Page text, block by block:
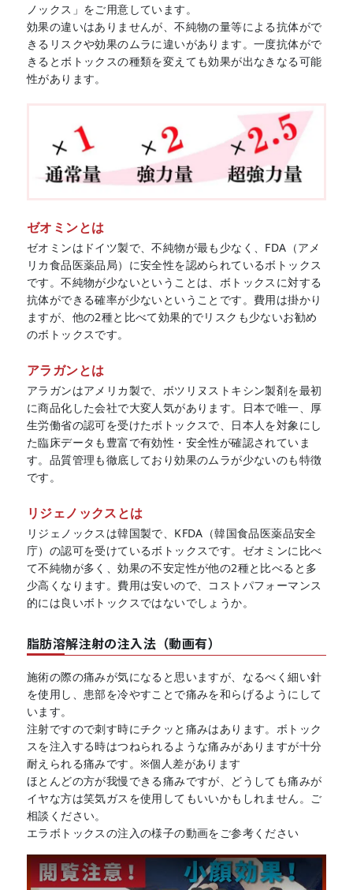
ノックス」をご用意しています。
効果の違いはありませんが、不純物の量等による抗体がで
きるリスクや効果のムラに違いがあります。一度抗体がで
きるとボトックスの種類を変えても効果が出なきなる可能
性があります。
ゼオミンとは
ゼオミンはドイツ製で、不純物が最も少なく、FDA（アメ
リカ食品医薬品局）に安全性を認められているボトックス
です。不純物が少ないということは、ボトックスに対する
抗体ができる確率が少ないということです。費用は掛かり
ますが、他の2種と比べて効果的でリスクも少ないお勧め
のボトックスです。
アラガンとは
アラガンはアメリカ製で、ボツリヌストキシン製剤を最初
に商品化した会社で大変人気があります。日本で唯一、厚
生労働省の認可を受けたボトックスで、日本人を対象にし
た臨床データも豊富で有効性・安全性が確認されていま
す。品質管理も徹底しており効果のムラが少ないのも特徴
です。
リジェノックスとは
リジェノックスは韓国製で、KFDA（韓国食品医薬品安全
庁）の認可を受けているボトックスです。ゼオミンに比べ
て不純物が多く、効果の不安定性が他の2種と比べると多
少高くなります。費用は安いので、コストパフォーマンス
的には良いボトックスではないでしょうか。
脂肪溶解注射の注入法（動画有）
施術の際の痛みが気になると思いますが、なるべく細い針
を使用し、患部を冷やすことで痛みを和らげるようにして
います。
注射ですので刺す時にチクッと痛みはあります。ボトック
スを注入する時はつねられるような痛みがありますが十分
耐えられる痛みです。※個人差があります
ほとんどの方が我慢できる痛みですが、どうしても痛みが
イヤな方は笑気ガスを使用してもいいかもしれません。ご
相談ください。
エラボトックスの注入の様子の動画をご参考ください